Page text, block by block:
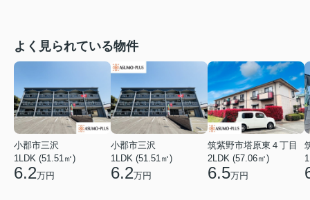
よく見られている物件
小郡市三沢
1LDK (51.51㎡)
6.2万円
小郡市三沢
1LDK (51.51㎡)
6.2万円
筑紫野市塔原東４丁目
2LDK (57.06㎡)
6.5万円